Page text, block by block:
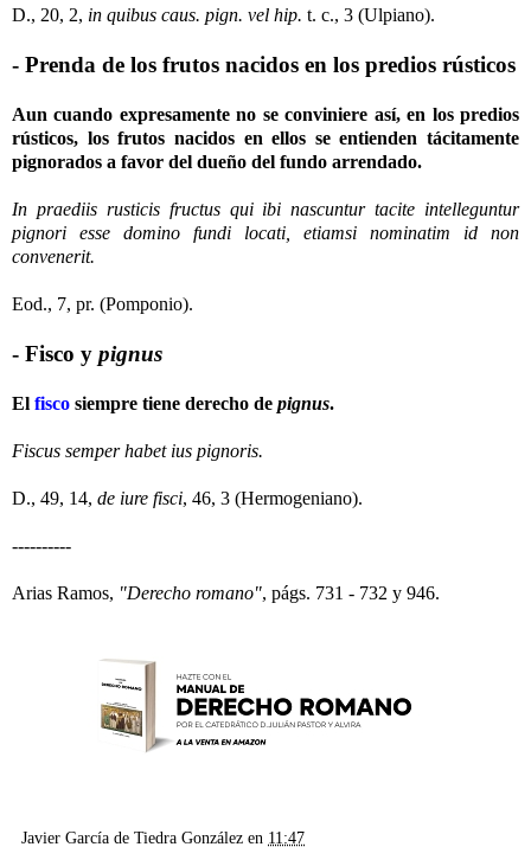
D., 20, 2, in quibus caus. pign. vel hip. t. c., 3 (Ulpiano).
- Prenda de los frutos nacidos en los predios rústicos
Aun cuando expresamente no se conviniere así, en los predios
rústicos, los frutos nacidos en ellos se entienden tácitamente
pignorados a favor del dueño del fundo arrendado.
In praediis rusticis fructus qui ibi nascuntur tacite intelleguntur
pignori esse domino fundi locati, etiamsi nominatim id non
convenerit.
Eod., 7, pr. (Pomponio).
- Fisco y pignus
El fisco siempre tiene derecho de pignus.
Fiscus semper habet ius pignoris.
D., 49, 14, de iure fisci, 46, 3 (Hermogeniano).
----------
Arias Ramos, "Derecho romano", págs. 731 - 732 y 946.
Javier García de Tiedra González en 11:47